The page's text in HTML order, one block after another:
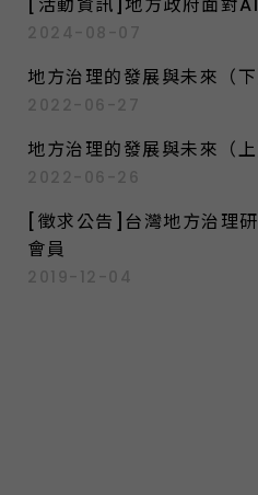
[活動資訊]地方政府面對
2024-08-07
地方治理的發展與未來（下
2022-06-27
地方治理的發展與未來（上
2022-06-26
[徵求公告]台灣地方治理
會員
2019-12-04